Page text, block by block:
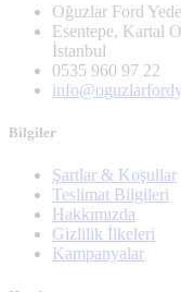
Oğuzlar Ford
Esentepe, Kartal
İstanbul
0535 960 97 22
Bilgiler
Şartlar & Koşullar
Teslimat Bilgileri
Hakkımızda
Gizlilik İlkeleri
Kampanyalar